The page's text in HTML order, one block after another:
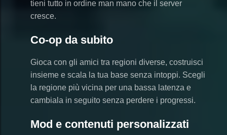
tieni tutto in ordine man mano che il server
cresce.
Co-op da subito
Gioca con gli amici tra regioni diverse, costruisci
insieme e scala la tua base senza intoppi. Scegli
la regione più vicina per una bassa latenza e
cambiala in seguito senza perdere i progressi.
Mod e contenuti personalizzati